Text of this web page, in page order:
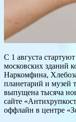
С 1 августа
московских зданий
Наркомфина,
планетарий и музей
выпущена тысяча
сайте
оффлайн в центре